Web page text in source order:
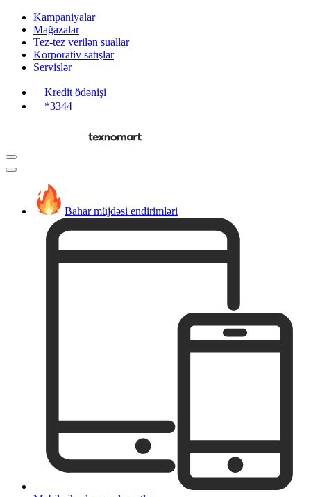
Kampaniyalar
Mağazalar
Tez-tez verilən suallar
Korporativ satışlar
Servislər
Kredit ödənişi
*3344
Bahar müjdəsi endirimləri